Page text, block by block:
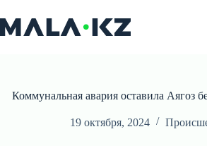
к
сути
Коммунальная авария оставила Аягоз
19 октября, 2024